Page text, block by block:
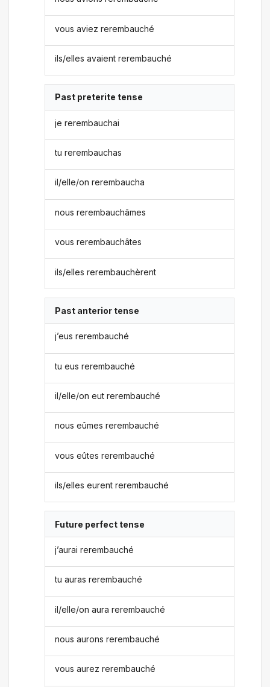
vous aviez rerembauché
ils/elles avaient rerembauché
Past preterite tense
je rerembauchai
tu rerembauchas
il/elle/on rerembaucha
nous rerembauchâmes
vous rerembauchâtes
ils/elles rerembauchèrent
Past anterior tense
j’eus rerembauché
tu eus rerembauché
il/elle/on eut rerembauché
nous eûmes rerembauché
vous eûtes rerembauché
ils/elles eurent rerembauché
Future perfect tense
j’aurai rerembauché
tu auras rerembauché
il/elle/on aura rerembauché
nous aurons rerembauché
vous aurez rerembauché